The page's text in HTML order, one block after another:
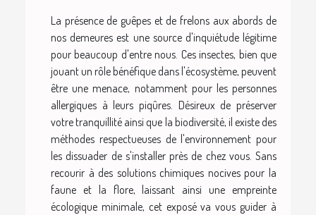
La présence de guêpes et de frelons aux abords de
nos demeures est une source d'inquiétude légitime
pour beaucoup d'entre nous. Ces insectes, bien que
jouant un rôle bénéfique dans l'écosystème, peuvent
être une menace, notamment pour les personnes
allergiques à leurs piqûres. Désireux de préserver
votre tranquillité ainsi que la biodiversité, il existe des
méthodes respectueuses de l'environnement pour
les dissuader de s'installer près de chez vous. Sans
recourir à des solutions chimiques nocives pour la
faune et la flore, laissant ainsi une empreinte
écologique minimale, cet exposé va vous guider à